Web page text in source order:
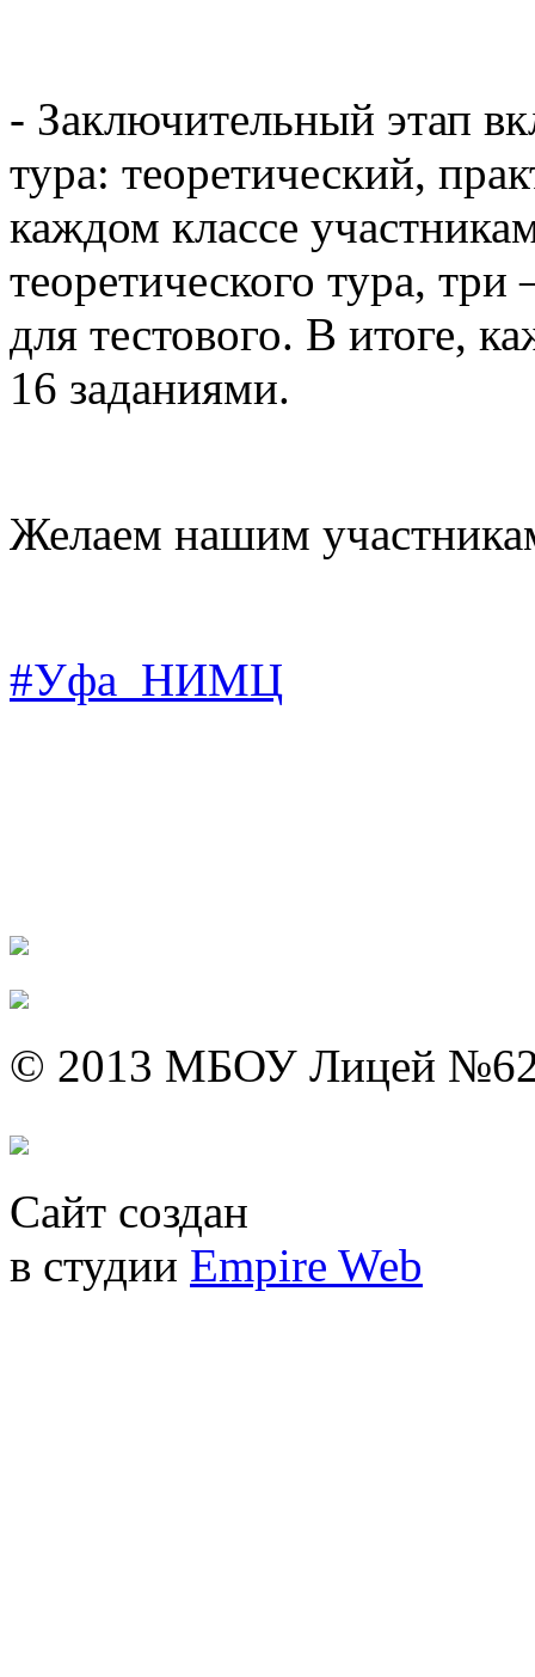
- Заключительный этап
тура: теоретический,
каждом классе
теоретического тура,
для тестового. В итоге,
16 заданиями.
Желаем нашим
#Уфа_НИМЦ
© 2013 МБОУ Лицей
Сайт создан
в студии Empire Web